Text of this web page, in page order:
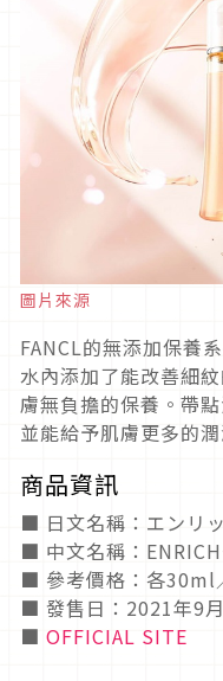
圖片來源
FANCL的無添加保養
水內添加了能改善細
膚無負擔的保養。帶
並能給予肌膚更多的潤
商品資訊
■ 日文名稱：エンリ
■ 中文名稱：
■ 參考價格：各30ml
■ 發售日：2021年9
■ OFFICIAL SITE